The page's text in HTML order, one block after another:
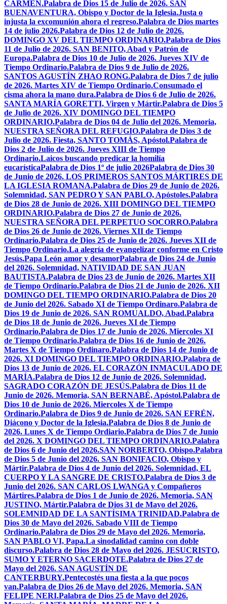
CARMEN.Palabra de Dios 15 de Julio de 2026. SAN
BUENAVENTURA, Obispo y Doctor de la Iglesia.Justa o
injusta la excomunión ahora el regreso.Palabra de Dios martes
14 de julio 2026.Palabra de Dios 12 de Julio de 2026.
DOMINGO XV DEL TIEMPO ORDINARIO.Palabra de Dios
11 de Julio de 2026. SAN BENITO, Abad y Patrón de
Europa.Palabra de Dios 10 de Julio de 2026. Jueves XIV de
Tiempo Ordinario.Palabra de Dios 9 de Julio de 2026.
SANTOS AGUSTÍN ZHAO RONG.Palabra de Dios 7 de julio
de 2026. Martes XIV de Tiempo Ordinario.Consumado el
cisma ahora la mano dura.Palabra de Dios 6 de Julio de 2026.
SANTA MARÍA GORETTI, Virgen y Mártir.Palabra de Dios 5
de Julio de 2026. XIV DOMINGO DEL TIEMPO
ORDINARIO.Palabra de Dios 04 de Julio del 2026. Memoria,
NUESTRA SEÑORA DEL REFUGIO.Palabra de Dios 3 de
Julio de 2026. Fiesta, SANTO TOMÁS, Apóstol.Palabra de
Dios 2 de Julio de 2026. Jueves XIII de Tiempo
Ordinario.Laicos buscando predicar la homilía
eucarísticaPalabra de Dios 1º de julio 2026Palabra de Dios 30
de Junio de 2026. LOS PRIMEROS SANTOS MÁRTIRES DE
LA IGLESIA ROMANA.Palabra de Dios 29 de Junio de 2026.
Solemnidad, SAN PEDRO Y SAN PABLO, Apóstoles.Palabra
de Dios 28 de Junio de 2026. XIII DOMINGO DEL TIEMPO
ORDINARIO.Palabra de Dios 27 de Junio de 2026.
NUESTRA SEÑORA DEL PERPETUO SOCORRO.Palabra
de Dios 26 de Junio de 2026. Viernes XII de Tiempo
Ordinario.Palabra de Dios 25 de Junio de 2026. Jueves XII de
Tiempo Ordinario.La alegría de evangelizar conforme en Cristo
Jesús.Papa León amor y desamorPalabra de Dios 24 de Junio
del 2026. Solemnidad, NATIVIDAD DE SAN JUAN
BAUTISTA.Palabra de Dios 23 de Junio de 2026. Martes XII
de Tiempo Ordinario.Palabra de Dios 21 de Junio de 2026. XII
DOMINGO DEL TIEMPO ORDINARIO.Palabra de Dios 20
de Junio del 2026. Sabado XI de Tiempo Ordinaro.Palabra de
Dios 19 de Junio de 2026. SAN ROMUALDO, Abad.Palabra
de Dios 18 de Junio de 2026. Jueves XI de Tiempo
Ordinario.Palabra de Dios 17 de Junio de 2026. Miercoles XI
de Tiempo Ordinario.Palabra de Dios 16 de Junio de 2026.
Martes X de Tiempo Ordinaro.Palabra de Dios 14 de Junio de
2026. XI DOMINGO DEL TIEMPO ORDINARIO.Palabra de
Dios 13 de Junio de 2026. EL CORAZÓN INMACULADO DE
MARÍA.Palabra de Dios 12 de Junio de 2026. Solemnidad,
SAGRADO CORAZÓN DE JESÚS.Palabra de Dios 11 de
Junio de 2026. Memoria, SAN BERNABÉ, Apóstol.Palabra de
Dios 10 de Junio de 2026. Miercoles X de Tiempo
Ordinario.Palabra de Dios 9 de Junio de 2026. SAN EFRÉN,
Diácono y Doctor de la Iglesia.Palabra de Dios 8 de Junio de
2026. Lunes X de Tiempo Ordiario.Palabra de Dios 7 de Junio
del 2026. X DOMINGO DEL TIEMPO ORDINARIO.Palabra
de Dios 6 de Junio del 2026.SAN NORBERTO, Obispo.Palabra
de Dios 5 de Junio del 2026. SAN BONIFACIO, Obispo y
Mártir.Palabra de Dios 4 de Junio del 2026. Solemnidad, EL
CUERPO Y LA SANGRE DE CRISTO.Palabra de Dios 3 de
Junio del 2026. SAN CARLOS LWANGA y Compañeros
Mártires.Palabra de Dios 1 de Junio de 2026. Memoria, SAN
JUSTINO, Mártir.Palabra de Dios 31 de Mayo del 2026.
SOLEMNIDAD DE LA SANTÍSIMA TRINIDAD.Palabra de
Dios 30 de Mayo del 2026. Sabado VIII de Tiempo
Ordinario.Palabra de Dios 29 de Mayo del 2026. Memoria,
SAN PABLO VI, Papa.La sinodalidad camino con doble
discurso.Palabra de Dios 28 de Mayo del 2026. JESUCRISTO,
SUMO Y ETERNO SACERDOTE.Palabra de Dios 27 de
Mayo del 2026. SAN AGUSTÍN DE
CANTERBURY.Pentecostés una fiesta a la que pocos
van.Palabra de Dios 26 de Mayo del 2026. Memoria, SAN
FELIPE NERI.Palabra de Dios 25 de Mayo del 2026.